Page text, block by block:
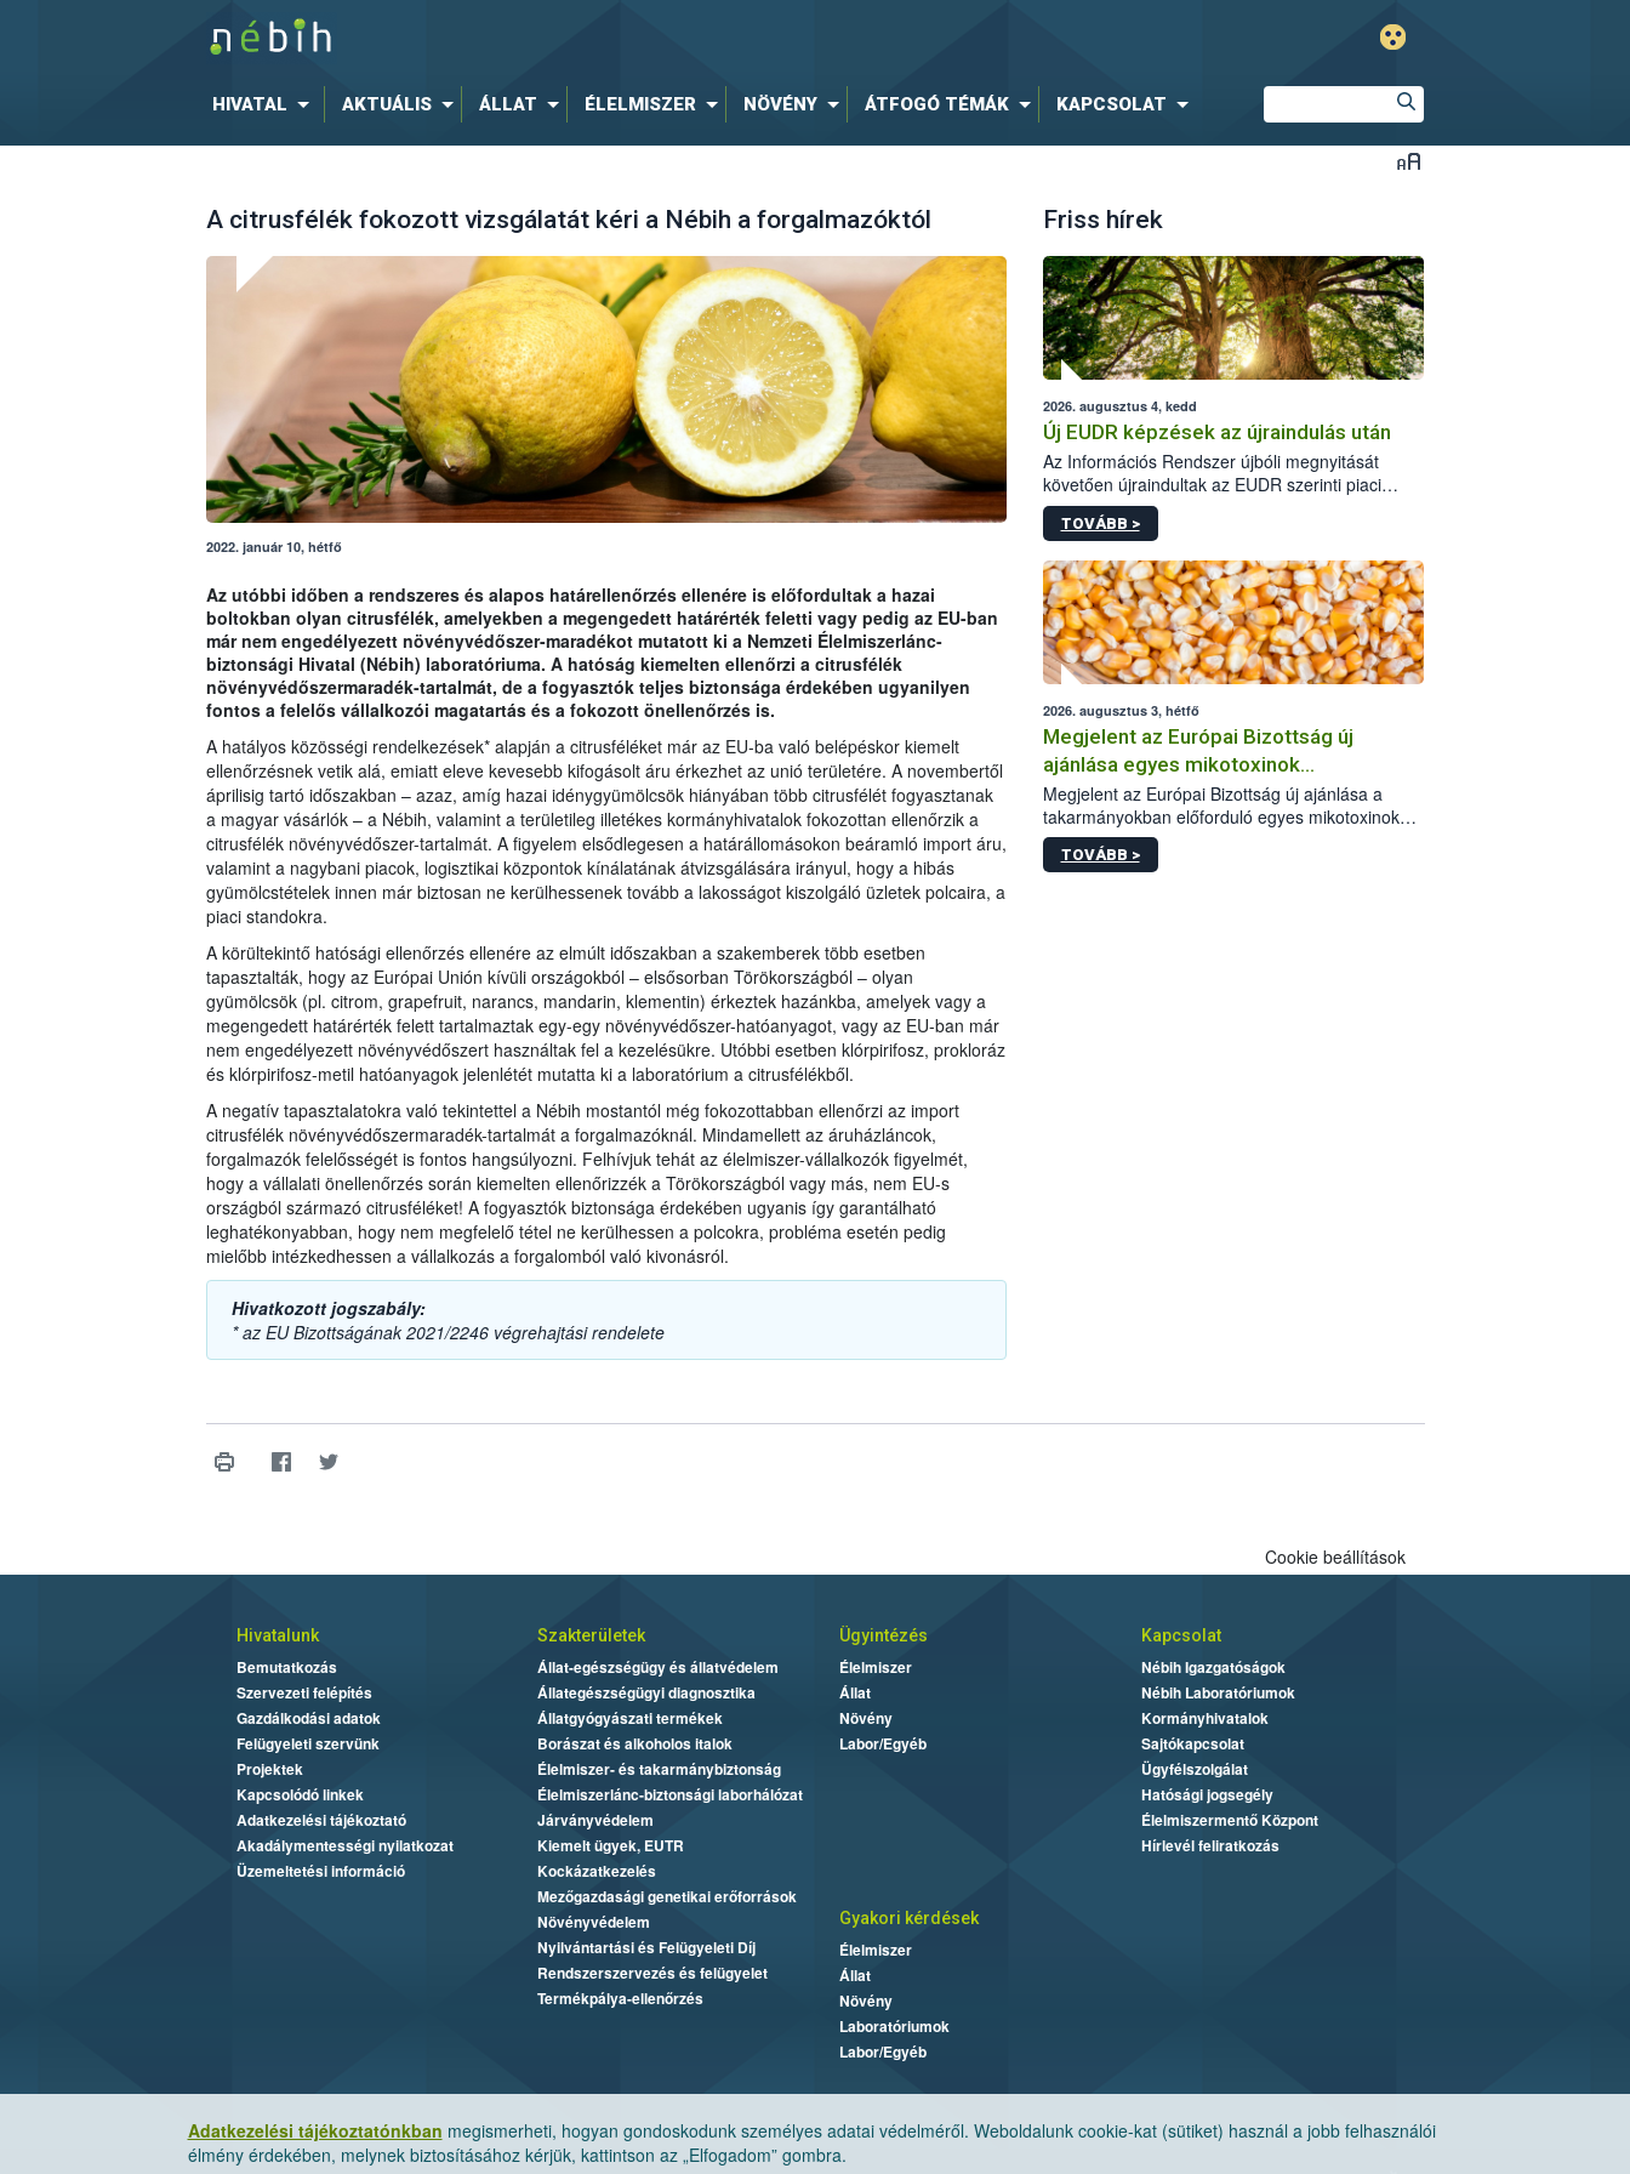
HIVATAL AKTUÁLIS ÁLLAT ÉLELMISZER NÖVÉNY ÁTFOGÓ TÉMÁK KAPCSOLAT
A citrusfélék fokozott vizsgálatát kéri a Nébih a forgalmazóktól
2022. január 10, hétfő
Az utóbbi időben a rendszeres és alapos határellenőrzés ellenére is előfordultak a hazai
boltokban olyan citrusfélék, amelyekben a megengedett határérték feletti vagy pedig az EU-ban
már nem engedélyezett növényvédőszer-maradékot mutatott ki a Nemzeti Élelmiszerlánc-
biztonsági Hivatal (Nébih) laboratóriuma. A hatóság kiemelten ellenőrzi a citrusfélék
növényvédőszermaradék-tartalmát, de a fogyasztók teljes biztonsága érdekében ugyanilyen
fontos a felelős vállalkozói magatartás és a fokozott önellenőrzés is.
A hatályos közösségi rendelkezések* alapján a citrusféléket már az EU-ba való belépéskor kiemelt
ellenőrzésnek vetik alá, emiatt eleve kevesebb kifogásolt áru érkezhet az unió területére. A novembertől
áprilisig tartó időszakban – azaz, amíg hazai idénygyümölcsök hiányában több citrusfélét fogyasztanak
a magyar vásárlók – a Nébih, valamint a területileg illetékes kormányhivatalok fokozottan ellenőrzik a
citrusfélék növényvédőszer-tartalmát. A figyelem elsődlegesen a határállomásokon beáramló import áru,
valamint a nagybani piacok, logisztikai központok kínálatának átvizsgálására irányul, hogy a hibás
gyümölcstételek innen már biztosan ne kerülhessenek tovább a lakosságot kiszolgáló üzletek polcaira, a
piaci standokra.
A körültekintő hatósági ellenőrzés ellenére az elmúlt időszakban a szakemberek több esetben
tapasztalták, hogy az Európai Unión kívüli országokból – elsősorban Törökországból – olyan
gyümölcsök (pl. citrom, grapefruit, narancs, mandarin, klementin) érkeztek hazánkba, amelyek vagy a
megengedett határérték felett tartalmaztak egy-egy növényvédőszer-hatóanyagot, vagy az EU-ban már
nem engedélyezett növényvédőszert használtak fel a kezelésükre. Utóbbi esetben klórpirifosz, prokloráz
és klórpirifosz-metil hatóanyagok jelenlétét mutatta ki a laboratórium a citrusfélékből.
A negatív tapasztalatokra való tekintettel a Nébih mostantól még fokozottabban ellenőrzi az import
citrusfélék növényvédőszermaradék-tartalmát a forgalmazóknál. Mindamellett az áruházláncok,
forgalmazók felelősségét is fontos hangsúlyozni. Felhívjuk tehát az élelmiszer-vállalkozók figyelmét,
hogy a vállalati önellenőrzés során kiemelten ellenőrizzék a Törökországból vagy más, nem EU-s
országból származó citrusféléket! A fogyasztók biztonsága érdekében ugyanis így garantálható
leghatékonyabban, hogy nem megfelelő tétel ne kerülhessen a polcokra, probléma esetén pedig
mielőbb intézkedhessen a vállalkozás a forgalomból való kivonásról.
Hivatkozott jogszabály:
* az EU Bizottságának 2021/2246 végrehajtási rendelete
Friss hírek
2026. augusztus 4, kedd
Új EUDR képzések az újraindulás után
Az Információs Rendszer újbóli megnyitását
követően újraindultak az EUDR szerinti piaci
szereplőknek szóló online képzések.
TOVÁBB >
2026. augusztus 3, hétfő
Megjelent az Európai Bizottság új
ajánlása egyes mikotoxinok
takarmányokban való jelenlétéről
Megjelent az Európai Bizottság új ajánlása a
takarmányokban előforduló egyes mikotoxinokkal
kapcsolatban. A dokumentum 2027-től új
irányértékek alkalmazását írja elő, és a jelenleg
TOVÁBB >
Adatkezelési tájékoztatónkban megismerheti, hogyan gondoskodunk személyes adatai védelméről. Weboldalunk cookie-kat (sütiket) használ a jobb felhasználói
élmény érdekében, melynek biztosításához kérjük, kattintson az „Elfogadom” gombra.
Cookie beállítások
Hivatalunk
Bemutatkozás
Szervezeti felépítés
Gazdálkodási adatok
Felügyeleti szervünk
Projektek
Kapcsolódó linkek
Adatkezelési tájékoztató
Akadálymentességi nyilatkozat
Üzemeltetési információ
Szakterületek
Állat-egészségügy és állatvédelem
Állategészségügyi diagnosztika
Állatgyógyászati termékek
Borászat és alkoholos italok
Élelmiszer- és takarmánybiztonság
Élelmiszerlánc-biztonsági laborhálózat
Járványvédelem
Kiemelt ügyek, EUTR
Kockázatkezelés
Mezőgazdasági genetikai erőforrások
Növényvédelem
Nyilvántartási és Felügyeleti Díj
Rendszerszervezés és felügyelet
Termékpálya-ellenőrzés
Ügyintézés
Élelmiszer
Állat
Növény
Labor/Egyéb
Kapcsolat
Nébih Igazgatóságok
Nébih Laboratóriumok
Kormányhivatalok
Sajtókapcsolat
Ügyfélszolgálat
Hatósági jogsegély
Élelmiszermentő Központ
Hírlevél feliratkozás
Gyakori kérdések
Élelmiszer
Állat
Növény
Laboratóriumok
Labor/Egyéb